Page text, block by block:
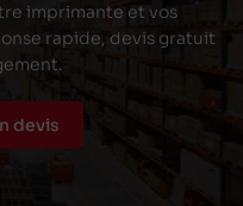
imprimante et vos
rapide, devis gratuit
devis